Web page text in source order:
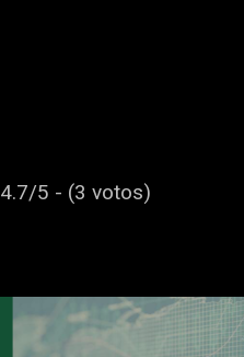
4.7/5 - (3 votos)